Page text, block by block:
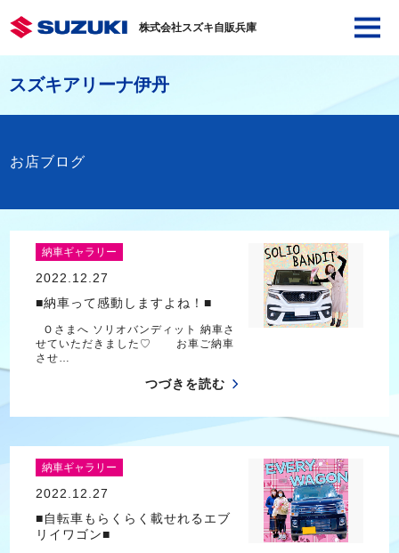
株式会社スズキ自販兵庫
スズキアリーナ伊丹
お店ブログ
納車ギャラリー
2022.12.27
■納車って感動しますよね！■
Ｏさまへ ソリオバンディット 納車さ
せていただきました♡ お車ご納車
させ…
つづきを読む
納車ギャラリー
2022.12.27
■自転車もらくらく載せれるエブ
リイワゴン■